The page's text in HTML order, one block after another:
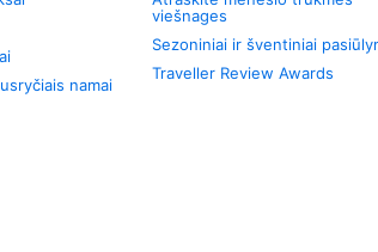
namai
viešnages
Sezoniniai ir šventiniai
Traveller Review Awards